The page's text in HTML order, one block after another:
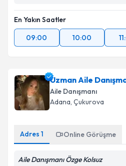
En Yakın Saatler
09:00
10:00
Uzman Aile
Aile Danışmanı
Adana, Çukurova
Adres 1 Online Görüşme
Aile Danışmanı Özge Kolsuz